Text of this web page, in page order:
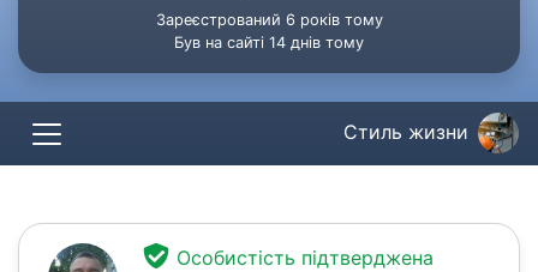
Зареєстрований 6 років тому
Був на сайті 14 днів тому
Стиль жизни
Особистість підтверджена